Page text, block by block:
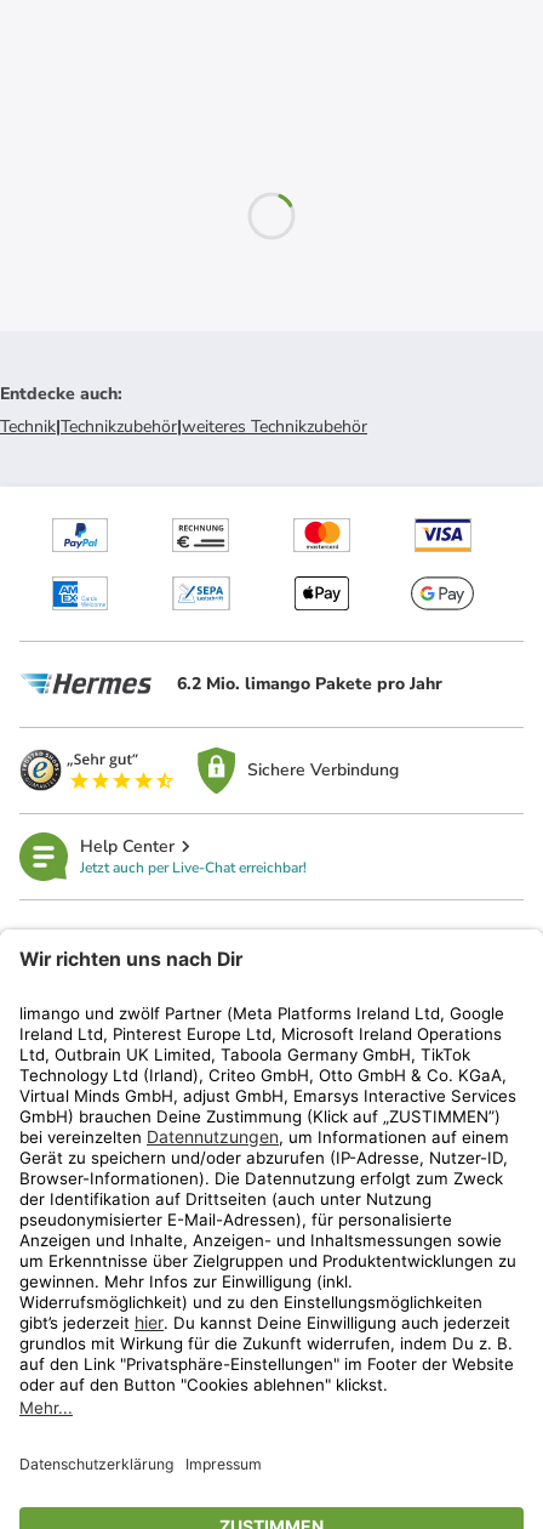
Entdecke auch:
Technik|Technikzubehör|weiteres Technikzubehör
6.2 Mio. limango Pakete pro Jahr
Sichere Verbindung
Help Center
Jetzt auch per Live-Chat erreichbar!
Kundenservice
Shop
Aktionen
Travel